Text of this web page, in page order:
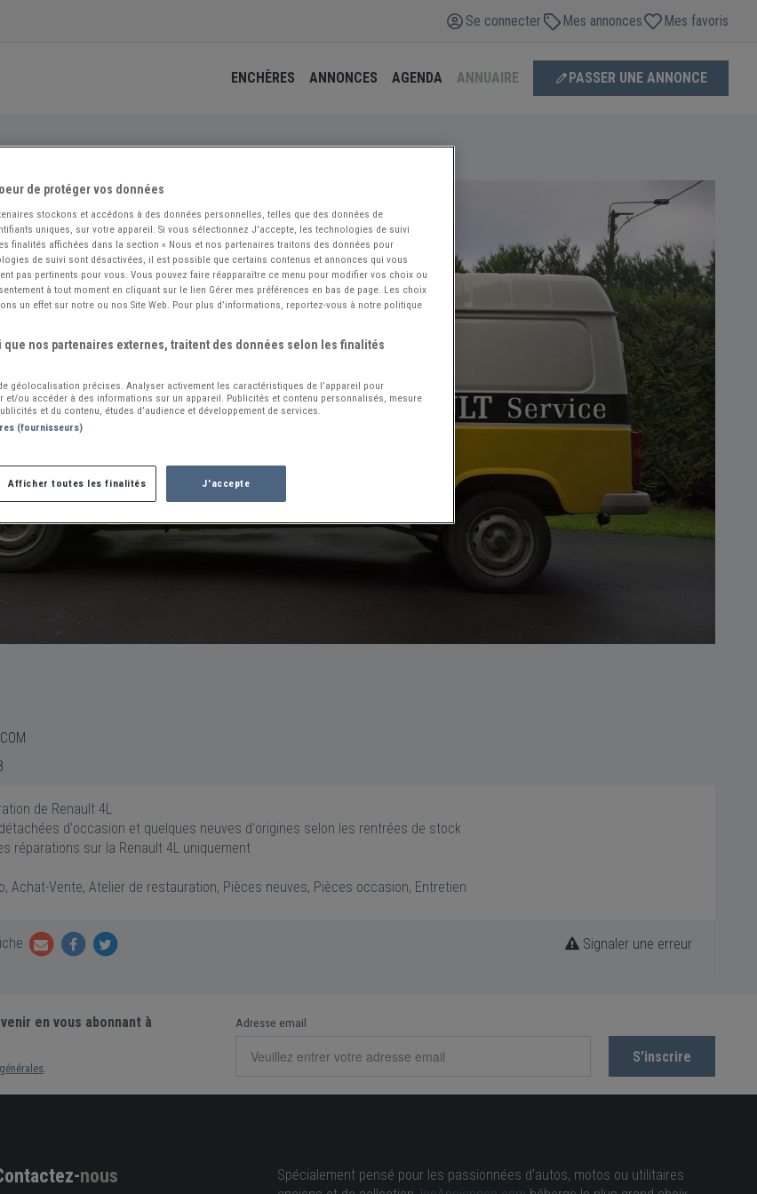
Se connecter Mes annonces Mes favoris
ENCHÈRES ANNONCES AGENDA ANNUAIRE PASSER UNE ANNONCE
de Renault 4L
d'occasion et quelques neuves d'origines selon les rentrées de stock
réparations sur la Renault 4L uniquement
Achat-Vente, Atelier de restauration, Pièces neuves, Pièces occasion, Entretien
Signaler une erreur
en vous abonnant à
.
Adresse email
nous
Spécialement pensé pour les passionnées d'autos, motos ou utilitaires
de protéger vos données
stockons et accédons à des données personnelles, telles que des données de
uniques, sur votre appareil. Si vous sélectionnez J'accepte, les technologies de suivi
finalités affichées dans la section « Nous et nos partenaires traitons des données pour
de suivi sont désactivées, il est possible que certains contenus et annonces qui vous
pas pertinents pour vous. Vous pouvez faire réapparaître ce menu pour modifier vos choix ou
à tout moment en cliquant sur le lien Gérer mes préférences en bas de page. Les choix
un effet sur notre ou nos Site Web. Pour plus d’informations, reportez-vous à notre politique
que nos partenaires externes, traitent des données selon les finalités
géolocalisation précises. Analyser activement les caractéristiques de l’appareil pour
et/ou accéder à des informations sur un appareil. Publicités et contenu personnalisés, mesure
et du contenu, études d’audience et développement de services.
(fournisseurs)
Afficher toutes les finalités J'accepte